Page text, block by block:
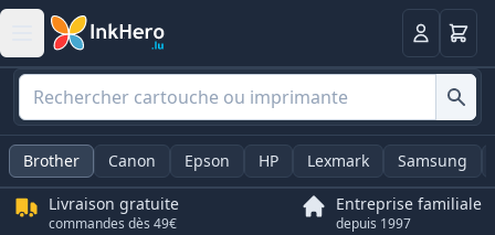
Panier
Brother Canon Epson HP Lexmark Samsung
Livraison gratuite
commandes dès 49€
Entreprise familiale
depuis 1997